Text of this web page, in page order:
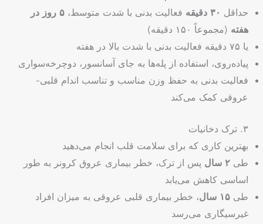
حداقل ۳۰ دقیقه فعالیت بدنی با شدت متوسط، ۵ روز در
هفته (مجموعاً ۱۵۰ دقیقه)
یا ۷۵ دقیقه فعالیت بدنی با شدت بالا در هفته
پیاده‌روی، استفاده از پله‌ها به جای آسانسور، دوچرخه‌سواری
فعالیت بدنی به حفظ وزن مناسب و تناسب اندام قلبی-
عروقی کمک می‌کند
۳. ترک دخانیات
بهترین کاری که برای سلامت قلب انجام می‌دهید
طی۲ سال
پس از ترک، خطر بیماری عروق کرونر به طور
اساسی کاهش می‌یابد
طی۱۵ سال
، خطر بیماری قلبی عروقی به میزان افراد
غیرسیگاری می‌رسد